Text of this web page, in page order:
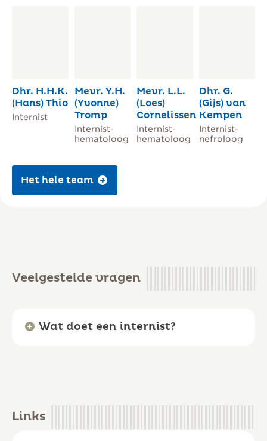
Dhr. H.H.K.
(Hans) Thio
Internist
Mevr. Y.H.
(Yvonne)
Tromp
Internist-
hematoloog
Mevr. L.L.
(Loes)
Cornelissen
Internist-
hematoloog
Dhr. G.
(Gijs) van
Kempen
Internist-
nefroloog
Het hele team
Veelgestelde vragen
Wat doet een internist?
Links